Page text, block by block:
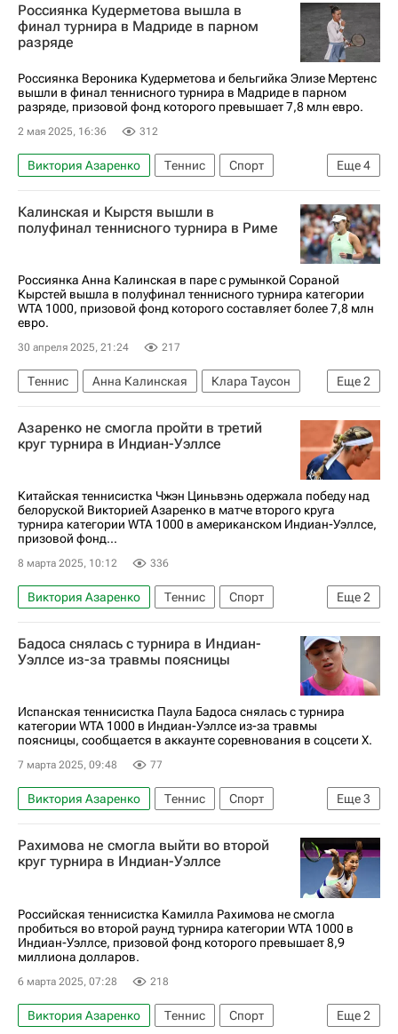
Ролан Гаррос
Россиянка Кудерметова вышла в
финал турнира в Мадриде в парном
разряде
Россиянка Вероника Кудерметова и бельгийка Элизе Мертенс
вышли в финал теннисного турнира в Мадриде в парном
разряде, призовой фонд которого превышает 7,8 млн евро.
2 мая 2025, 16:36 312
Еще4
Виктория Азаренко Теннис
Спорт
Россия
Элиз Мертенс
Вероника Кудерметова
ATP Masters Мадрид
Калинская и Кырстя вышли в
полуфинал теннисного турнира в Риме
Россиянка Анна Калинская в паре с румынкой Сораной
Кырстей вышла в полуфинал теннисного турнира категории
WTA 1000, призовой фонд которого составляет более 7,8 млн
евро.
30 апреля 2025, 21:24 217
Еще2
Теннис Анна Калинская
Клара Таусон
Елена Остапенко
Женская теннисная ассоциация (WTA)
Азаренко не смогла пройти в третий
круг турнира в Индиан-Уэллсе
Китайская теннисистка Чжэн Циньвэнь одержала победу над
белоруской Викторией Азаренко в матче второго круга
турнира категории WTA 1000 в американском Индиан-Уэллсе,
призовой фонд...
8 марта 2025, 10:12 336
Еще2
Виктория Азаренко Теннис
Спорт
Индиан-Уэллс
Женская теннисная ассоциация (WTA)
Бадоса снялась с турнира в Индиан-
Уэллсе из-за травмы поясницы
Испанская теннисистка Паула Бадоса снялась с турнира
категории WTA 1000 в Индиан-Уэллсе из-за травмы
поясницы, сообщается в аккаунте соревнования в соцсети Х.
7 марта 2025, 09:48 77
Еще3
Виктория Азаренко Теннис
Спорт
Индиан-Уэллс
Паула Бадоса
Женская теннисная ассоциация (WTA)
Рахимова не смогла выйти во второй
круг турнира в Индиан-Уэллсе
Российская теннисистка Камилла Рахимова не смогла
пробиться во второй раунд турнира категории WTA 1000 в
Индиан-Уэллсе, призовой фонд которого превышает 8,9
миллиона долларов.
6 марта 2025, 07:28 218
Еще2
Виктория Азаренко Теннис
Спорт